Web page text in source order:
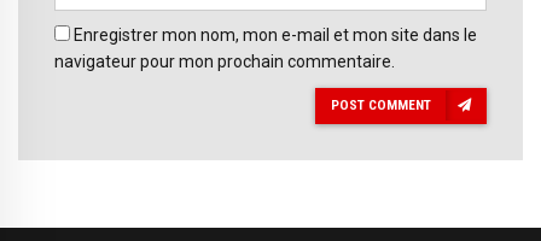
Enregistrer mon nom, mon e-mail et mon site dans le
navigateur pour mon prochain commentaire.
POST COMMENT